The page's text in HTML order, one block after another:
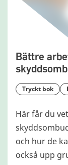
Bättre
tryckt bok
Här får du
och hur de
också upp